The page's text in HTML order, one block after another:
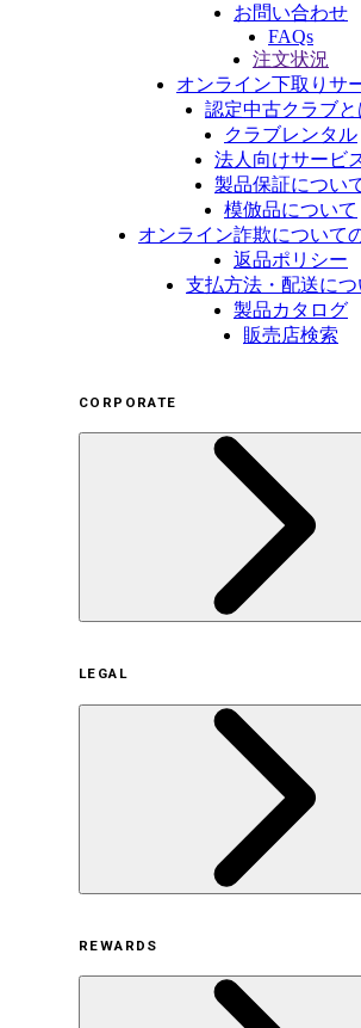
お問い合わせ
FAQs
注文状況
オンライン下取りサ
認定中古クラブと
クラブレンタル
法人向けサービ
製品保証につい
模倣品について
オンライン詐欺について
返品ポリシー
支払方法・配送につ
製品カタログ
販売店検索
CORPORATE
サステナビリティの取り
サステナビリティの取り組み
ヒストリー
採用情報
LEGAL
オンラインストア利
プライバシーポリ
特定商取引法に基づ
REWARDS